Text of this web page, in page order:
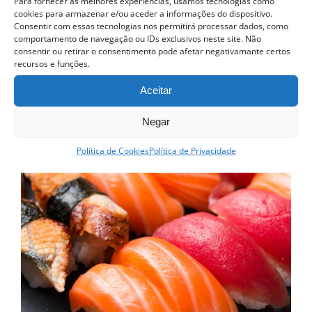
cookies para armazenar e/ou aceder a informações do dispositivo.
Consentir com essas tecnologias nos permitirá processar dados, como
comportamento de navegação ou IDs exclusivos neste site. Não
consentir ou retirar o consentimento pode afetar negativamante certos
recursos e funções.
Aceitar
Negar
Política de CookiesPolítica de Privacidade
Ver opções
This
product
has
may
be
chosen
on
the
product
Detalhes
Curso esgotado